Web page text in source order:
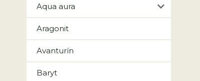
Aqua aura
Aragonit
Avanturín
Baryt